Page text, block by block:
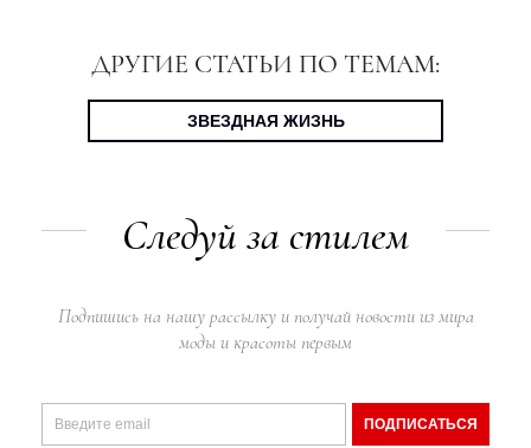
ДРУГИЕ СТАТЬИ ПО ТЕМАМ:
ЗВЕЗДНАЯ ЖИЗНЬ
Следуй за стилем
Подпишись на нашу рассылку и получай новости из мира
моды и красоты первым
ПОДПИСАТЬСЯ